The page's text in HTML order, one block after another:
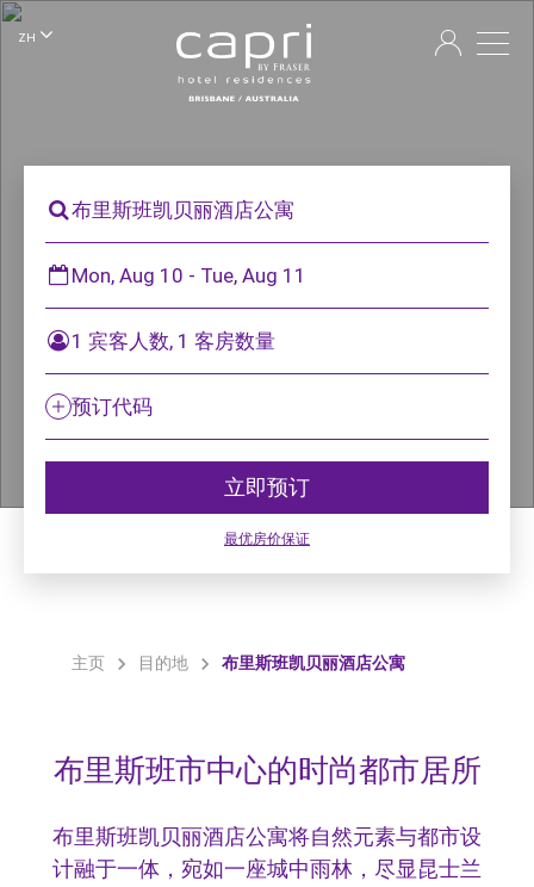
ZH
布里斯班凯贝丽酒店公寓
Mon, Aug 10 - Tue, Aug 11
1 宾客人数, 1 客房数量
预订代码
立即预订
最优房价保证
主页 目的地 布里斯班凯贝丽酒店公寓
布里斯班市中心的时尚都市居所
布里斯班凯贝丽酒店公寓将自然元素与都市设
计融于一体，宛如一座城中雨林，尽显昆士兰